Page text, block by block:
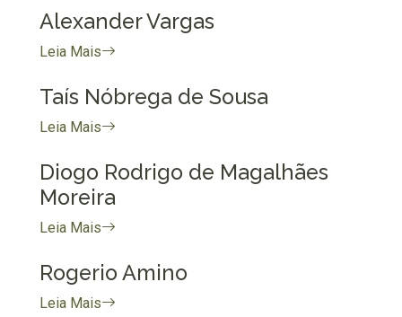
Alexander Vargas
Leia Mais
Taís Nóbrega de Sousa
Leia Mais
Diogo Rodrigo de Magalhães
Moreira
Leia Mais
Rogerio Amino
Leia Mais